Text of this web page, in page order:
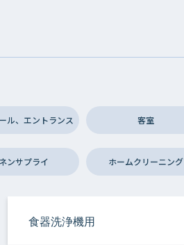
ル、エントランス 客室
ンサプライ ホームクリーニング
食器洗浄機用
施設用
トイレ用
厨房機器・設備用
ットクリーニング用
ットクリーニング用